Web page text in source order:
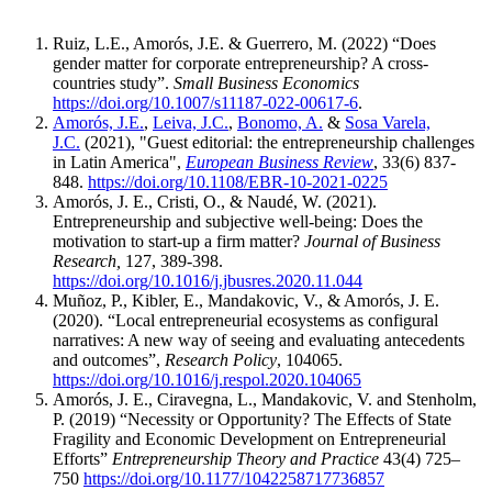
Ruiz, L.E., Amorós, J.E. & Guerrero, M. (2022) “Does
gender matter for corporate entrepreneurship? A cross-
countries study”. Small Business Economics
https://doi.org/10.1007/s11187-022-00617-6.
Amorós, J.E., Leiva, J.C., Bonomo, A. & Sosa Varela,
J.C. (2021), "Guest editorial: the entrepreneurship challenges
in Latin America", European Business Review, 33(6) 837-
848. https://doi.org/10.1108/EBR-10-2021-0225
Amorós, J. E., Cristi, O., & Naudé, W. (2021).
Entrepreneurship and subjective well-being: Does the
motivation to start-up a firm matter? Journal of Business
Research, 127, 389-398.
https://doi.org/10.1016/j.jbusres.2020.11.044
Muñoz, P., Kibler, E., Mandakovic, V., & Amorós, J. E.
(2020). “Local entrepreneurial ecosystems as configural
narratives: A new way of seeing and evaluating antecedents
and outcomes”, Research Policy, 104065.
https://doi.org/10.1016/j.respol.2020.104065
Amorós, J. E., Ciravegna, L., Mandakovic, V. and Stenholm,
P. (2019) “Necessity or Opportunity? The Effects of State
Fragility and Economic Development on Entrepreneurial
Efforts” Entrepreneurship Theory and Practice 43(4) 725–
750 https://doi.org/10.1177/1042258717736857